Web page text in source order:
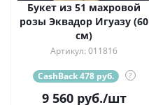
Букет из 51 махровой
розы Эквадор Игуазу (60
см)
Артикул: 011816
CashBack 478 руб. ?
9 560руб./шт